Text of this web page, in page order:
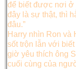
để biết được nơi ở
đây là sự thật, thì
đâu.”
Harry nhìn Ron và
sốt trộn lẫn với
giờ yêu thích ông
cuối cùng của